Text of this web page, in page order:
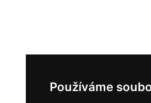
Používáme